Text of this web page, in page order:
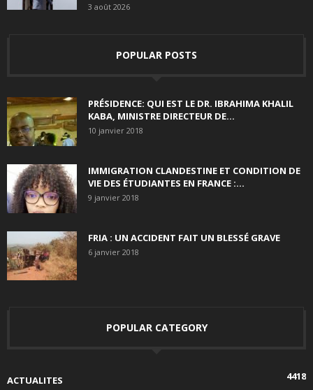
3 août 2026
POPULAR POSTS
PRÉSIDENCE: QUI EST LE DR. IBRAHIMA KHALIL
KABA, MINISTRE DIRECTEUR DE...
10 janvier 2018
IMMIGRATION CLANDESTINE ET CONDITION DE
VIE DES ÉTUDIANTES EN FRANCE :...
9 janvier 2018
FRIA : UN ACCIDENT FAIT UN BLESSÉ GRAVE
6 janvier 2018
POPULAR CATEGORY
ACTUALITES
4418